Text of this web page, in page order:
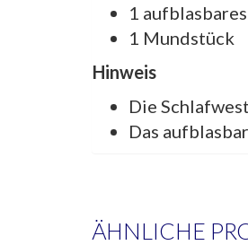
1
1 Mundstück
Hinweis
Die
Das
ÄHNLICHE